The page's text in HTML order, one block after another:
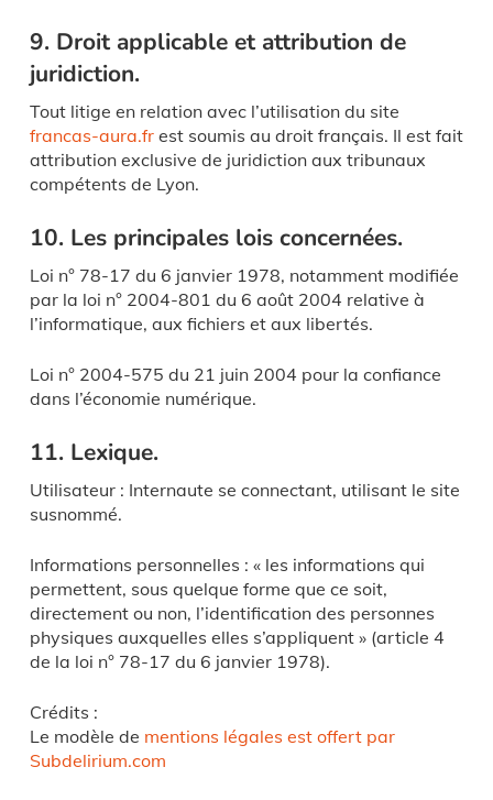
9. Droit applicable et attribution de
juridiction.
Tout litige en relation avec l’utilisation du site
francas-aura.frest soumis au droit français. Il est fait
attribution exclusive de juridiction aux tribunaux
compétents de Lyon.
10. Les principales lois concernées.
Loi n° 78-17 du 6 janvier 1978, notamment modifiée
par la loi n° 2004-801 du 6 août 2004 relative à
l’informatique, aux fichiers et aux libertés.
Loi n° 2004-575 du 21 juin 2004 pour la confiance
dans l’économie numérique.
11. Lexique.
Utilisateur : Internaute se connectant, utilisant le site
susnommé.
Informations personnelles : « les informations qui
permettent, sous quelque forme que ce soit,
directement ou non, l’identification des personnes
physiques auxquelles elles s’appliquent » (article 4
de la loi n° 78-17 du 6 janvier 1978).
Crédits :
Le modèle de mentions légales est offert par
Subdelirium.com